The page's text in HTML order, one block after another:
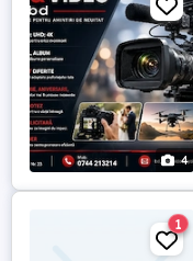
4
1